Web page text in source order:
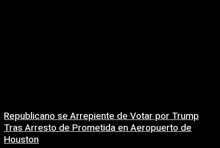
Republicano se Arrepiente de Votar por Trump
Tras Arresto de Prometida en Aeropuerto de
Houston